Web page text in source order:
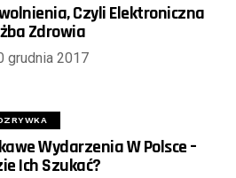
Czyli Elektroniczna
Zdrowia
grudnia 2017
Wydarzenia W Polsce –
Ich Szukać?